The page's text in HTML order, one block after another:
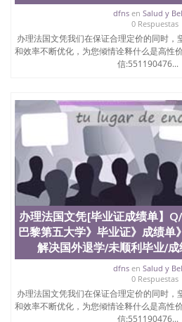
dfnsen Salud y
0 Respuestas
办理法国文凭我们在保证合理定价的同时，
和效率不断优化，为您倾情诠释什么是高性
信:551190476...
办理法国文凭[毕业证成绩单】
巴黎第五大学》毕业证》成绩单
解决国外退学/未顺利毕业/
dfnsen Salud y
0 Respuestas
办理法国文凭我们在保证合理定价的同时，
和效率不断优化，为您倾情诠释什么是高性
信:551190476...